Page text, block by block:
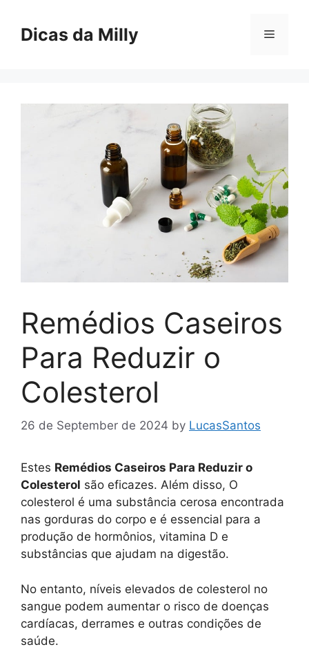
contentDicas da Milly Menu
Remédios Caseiros
Para Reduzir o
Colesterol
26 de September de 2024 by LucasSantos
Estes Remédios Caseiros Para Reduzir o
Colesterol são eficazes. Além disso, O
colesterol é uma substância cerosa encontrada
nas gorduras do corpo e é essencial para a
produção de hormônios, vitamina D e
substâncias que ajudam na digestão.
No entanto, níveis elevados de colesterol no
sangue podem aumentar o risco de doenças
cardíacas, derrames e outras condições de
saúde.